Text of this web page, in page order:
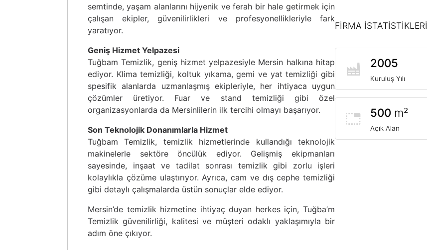
semtinde, yaşam alanlarını hijyenik ve ferah bir hale getirmek için
çalışan ekipler, güvenilirlikleri ve profesyonellikleriyle fark
yaratıyor.
Geniş Hizmet Yelpazesi
Tuğbam Temizlik, geniş hizmet yelpazesiyle Mersin halkına hitap
ediyor. Klima temizliği, koltuk yıkama, gemi ve yat temizliği gibi
spesifik alanlarda uzmanlaşmış ekipleriyle, her ihtiyaca uygun
çözümler üretiyor. Fuar ve stand temizliği gibi özel
organizasyonlarda da Mersinlilerin ilk tercihi olmayı başarıyor.
Son Teknolojik Donanımlarla Hizmet
Tuğbam Temizlik, temizlik hizmetlerinde kullandığı teknolojik
makinelerle sektöre öncülük ediyor. Gelişmiş ekipmanları
sayesinde, inşaat ve tadilat sonrası temizlik gibi zorlu işleri
kolaylıkla çözüme ulaştırıyor. Ayrıca, cam ve dış cephe temizliği
gibi detaylı çalışmalarda üstün sonuçlar elde ediyor.
Mersin’de temizlik hizmetine ihtiyaç duyan herkes için, Tuğba’m
Temizlik güvenilirliği, kalitesi ve müşteri odaklı yaklaşımıyla bir
adım öne çıkıyor.
FİRMA İSTATİSTİKLERİ
2005
Kuruluş Yılı
500 m²
Açık Alan